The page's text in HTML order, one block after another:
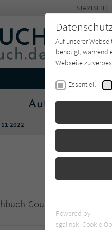
Autor*in
STARTSEITE
11 2022
Couch.de - alle
Auf unserer
benötigt, während
Webseite zu
Essentiell
Essentielle
benötigt.
Powered by
sgalinski Cookie